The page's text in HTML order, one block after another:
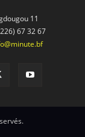
11
67 32 67